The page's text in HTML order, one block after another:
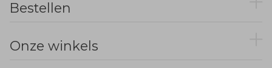
Bestellen
Onze winkels